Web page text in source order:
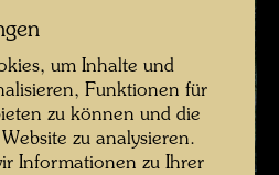
um Inhalte und
Funktionen für
zu können und die
zu analysieren.
Informationen zu Ihrer